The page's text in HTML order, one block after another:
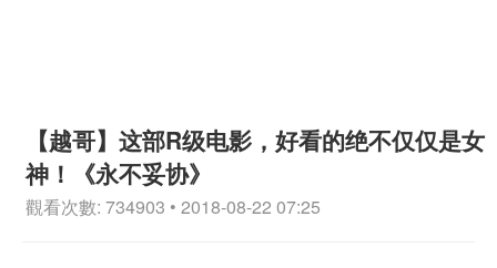
【越哥】这部R级电影，好看的绝不仅仅是女
神！《永不妥协》
觀看次數: 734903 • 2018-08-22 07:25